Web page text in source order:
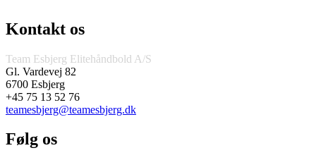
Kontakt os
Team Esbjerg Elitehåndbold A/S
Gl. Vardevej 82
6700 Esbjerg
+45 75 13 52 76
teamesbjerg@teamesbjerg.dk
Følg os